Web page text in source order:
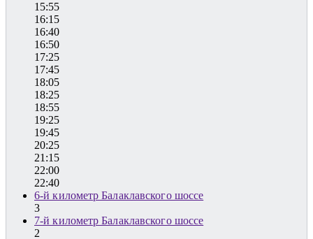
15:55
16:15
16:40
16:50
17:25
17:45
18:05
18:25
18:55
19:25
19:45
20:25
21:15
22:00
22:40
6-й километр Балаклавского шоссе
3
7-й километр Балаклавского шоссе
2